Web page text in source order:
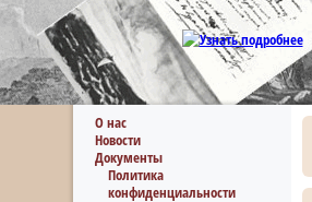
О нас
Новости
Документы
Политика
конфиденциальности